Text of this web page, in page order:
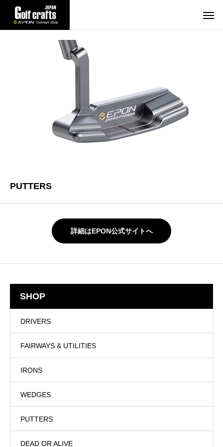
PUTTERS
詳細はEPON公式サイトへ
SHOP
DRIVERS
FAIRWAYS & UTILITIES
IRONS
WEDGES
PUTTERS
DEAD OR ALIVE